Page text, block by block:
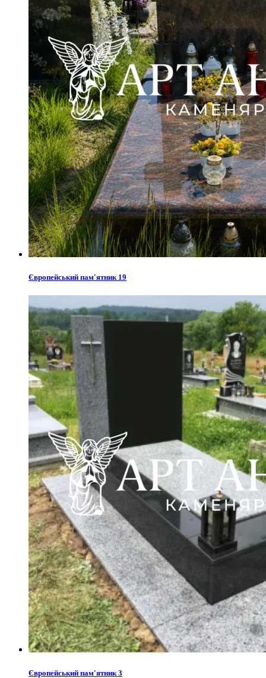
Європейський пам'ятник 19
Європейський пам'ятник 3